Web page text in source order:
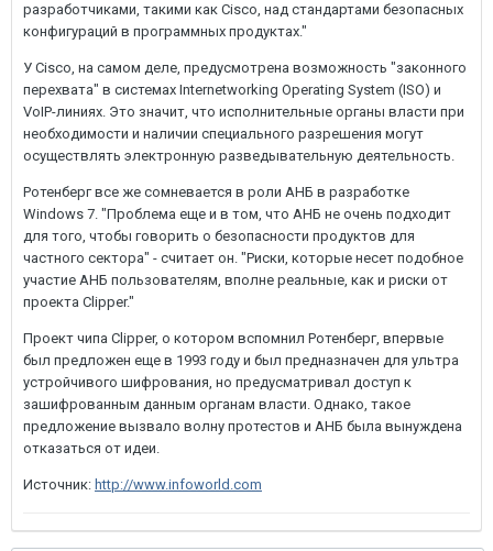
разработчиками, такими как Cisco, над стандартами безопасных
конфигураций в программных продуктах."
У Cisco, на самом деле, предусмотрена возможность "законного
перехвата" в системах Internetworking Operating System (ISO) и
VoIP-линиях. Это значит, что исполнительные органы власти при
необходимости и наличии специального разрешения могут
осуществлять электронную разведывательную деятельность.
Ротенберг все же сомневается в роли АНБ в разработке
Windows 7. "Проблема еще и в том, что АНБ не очень подходит
для того, чтобы говорить о безопасности продуктов для
частного сектора" - считает он. "Риски, которые несет подобное
участие АНБ пользователям, вполне реальные, как и риски от
проекта Clipper."
Проект чипа Clipper, о котором вспомнил Ротенберг, впервые
был предложен еще в 1993 году и был предназначен для ультра
устройчивого шифрования, но предусматривал доступ к
зашифрованным данным органам власти. Однако, такое
предложение вызвало волну протестов и АНБ была вынуждена
отказаться от идеи.
Источник: http://www.infoworld.com